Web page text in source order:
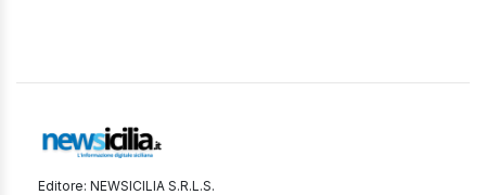
Editore: NEWSICILIA S.R.L.S.